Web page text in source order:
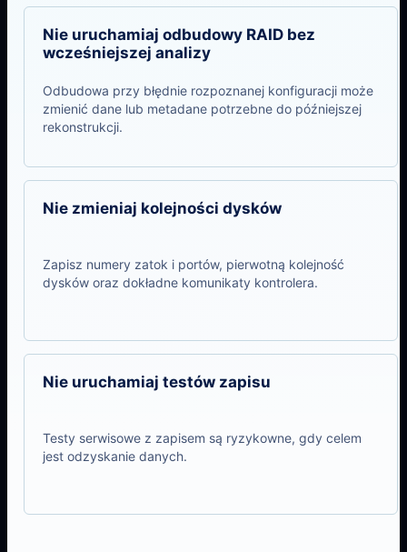
Nie uruchamiaj odbudowy RAID bez
wcześniejszej analizy
Odbudowa przy błędnie rozpoznanej konfiguracji może
zmienić dane lub metadane potrzebne do późniejszej
rekonstrukcji.
Nie zmieniaj kolejności dysków
Zapisz numery zatok i portów, pierwotną kolejność
dysków oraz dokładne komunikaty kontrolera.
Nie uruchamiaj testów zapisu
Testy serwisowe z zapisem są ryzykowne, gdy celem
jest odzyskanie danych.